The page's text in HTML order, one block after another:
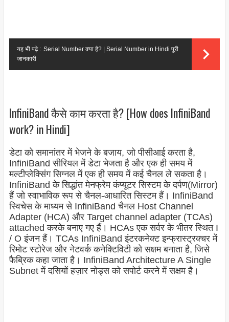
यह भी पढ़े : Serial Number क्या है? | Serial Number in Hindi पूरी
जानकारी
InfiniBand कैसे काम करता है? [How does InfiniBand
work? in Hindi]
डेटा को समानांतर में भेजने के बजाय, जो पीसीआई करता है,
InfiniBand सीरियल में डेटा भेजता है और एक ही समय में
मल्टीप्लेक्सिंग सिग्नल में एक ही समय में कई चैनल ले सकता है।
InfiniBand के सिद्धांत मेनफ्रेम कंप्यूटर सिस्टम के दर्पण(Mirror)
हैं जो स्वाभाविक रूप से चैनल-आधारित सिस्टम हैं। InfiniBand
स्विचेस के माध्यम से InfiniBand चैनल Host Channel
Adapter (HCA) और Target channel adapter (TCAs)
attached करके बनाए गए हैं। HCAs एक सर्वर के भीतर स्थित I
/ O इंजन हैं। TCAs InfiniBand इंटरकनेक्ट इन्फ्रास्ट्रक्चर में
रिमोट स्टोरेज और नेटवर्क कनेक्टिविटी को सक्षम बनाता है, जिसे
फैब्रिक कहा जाता है। InfiniBand Architecture A Single
Subnet में दसियों हज़ार नोड्स को सपोर्ट करने में सक्षम है।